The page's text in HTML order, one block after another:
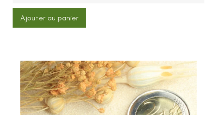
Ajouter au panier